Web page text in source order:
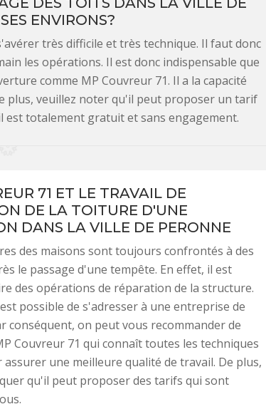
ENVIRONS?
très difficile et très technique. Il faut donc
les opérations. Il est donc indispensable que
comme MP Couvreur 71. Il a la capacité
plus, veuillez noter qu'il peut proposer un tarif
est totalement gratuit et sans engagement.
71 ET LE TRAVAIL DE
DE LA TOITURE D'UNE
DANS LA VILLE DE PERONNE
des maisons sont toujours confrontés à des
le passage d'une tempête. En effet, il est
des opérations de réparation de la structure.
possible de s'adresser à une entreprise de
conséquent, on peut vous recommander de
Couvreur 71 qui connaît toutes les techniques
une meilleure qualité de travail. De plus,
qu'il peut proposer des tarifs qui sont